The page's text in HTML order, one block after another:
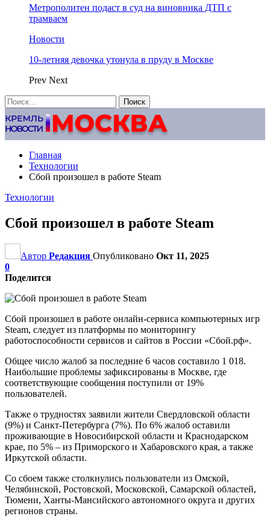
Метрополитен подаст в суд на виновника ДТП с
трамваем
Новости
10-летняя девочка утонула в пруду в Москве
Prev Next
Главная
Технологии
Сбой произошел в работе Steam
Технологии
Сбой произошел в работе Steam
Автор Редакция Опубликовано Окт 11, 2025
0
Поделится
Сбой произошел в работе онлайн-сервиса компьютерных игр
Steam, следует из платформы по мониторингу
работоспособности сервисов и сайтов в России «Сбой.рф».
Общее число жалоб за последние 6 часов составило 1 018.
Наибольшие проблемы зафиксированы в Москве, где
соответствующие сообщения поступили от 19%
пользователей.
Также о трудностях заявили жители Свердловской области
(9%) и Санкт-Петербурга (7%). По 6% жалоб оставили
проживающие в Новосибирской области и Краснодарском
крае, по 5% – из Приморского и Хабаровского края, а также
Иркутской области.
Со сбоем также столкнулись пользователи из Омской,
Челябинской, Ростовской, Московской, Самарской областей,
Тюмени, Ханты-Мансийского автономного округа и других
регионов страны.